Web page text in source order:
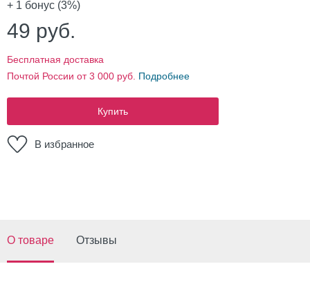
+ 1 бонус (3%)
49 руб.
Бесплатная доставка
Почтой России от 3 000 руб. Подробнее
Купить
В избранное
О товаре Отзывы